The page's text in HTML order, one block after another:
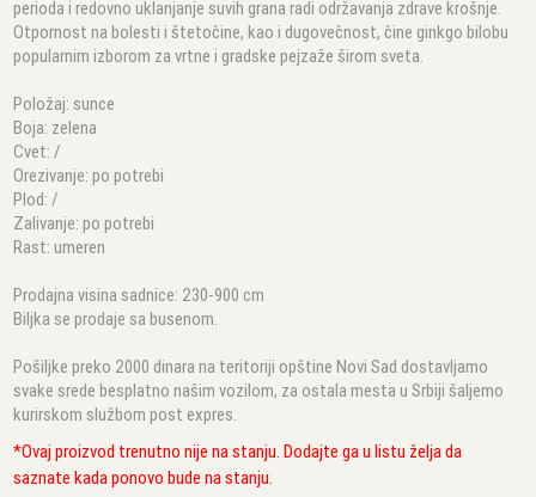
perioda i redovno uklanjanje suvih grana radi održavanja zdrave krošnje.
Otpornost na bolesti i štetočine, kao i dugovečnost, čine ginkgo bilobu
popularnim izborom za vrtne i gradske pejzaže širom sveta.
Položaj: sunce
Boja: zelena
Cvet: /
Orezivanje: po potrebi
Plod: /
Zalivanje: po potrebi
Rast: umeren
Prodajna visina sadnice: 230-900 cm
Biljka se prodaje sa busenom.
Pošiljke preko 2000 dinara na teritoriji opštine Novi Sad dostavljamo
svake srede besplatno našim vozilom, za ostala mesta u Srbiji šaljemo
kurirskom službom post expres.
*Ovaj proizvod trenutno nije na stanju. Dodajte ga u listu želja da
saznate kada ponovo bude na stanju.